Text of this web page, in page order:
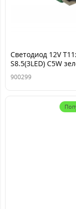
Cветодиод 12V
S8.5(3LED) C5W
0.22W 8.3lm TM
YADA
900299